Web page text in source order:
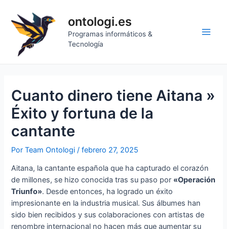
contenido
ontologi.es
Programas informáticos &
Tecnología
Cuanto dinero tiene Aitana »
Éxito y fortuna de la
cantante
PorTeam Ontologi/febrero 27, 2025
Aitana, la cantante española que ha capturado el corazón
de millones, se hizo conocida tras su paso por «Operación
Triunfo». Desde entonces, ha logrado un éxito
impresionante en la industria musical. Sus álbumes han
sido bien recibidos y sus colaboraciones con artistas de
renombre internacional no hacen más que aumentar su